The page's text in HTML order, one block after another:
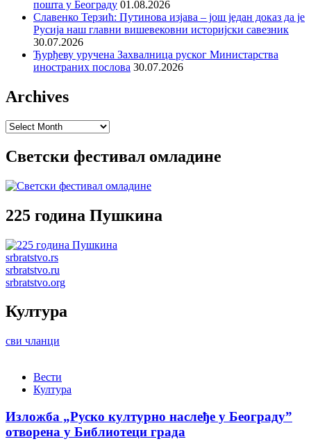
пошта у Београду 01.08.2026
Славенко Терзић: Путинова изјава – још један доказ да је
Русија наш главни вишевековни историјски савезник
30.07.2026
Ђурђеву уручена Захвалница руског Министарства
иностраних послова 30.07.2026
Archives
Archives
Светски фестивал омладине
225 година Пушкина
srbratstvo.rs
srbratstvo.ru
srbratstvo.org
Култура
сви чланци
Вести
Култура
Изложба „Руско културно наслеђе у Београду”
отворена у Библиотеци града